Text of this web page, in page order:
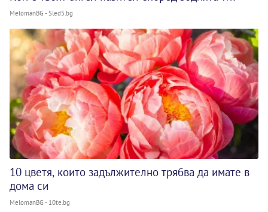
MelomanBG - Sled5.bg
10 цветя, които задължително трябва да имате в
дома си
MelomanBG - 10te.bg